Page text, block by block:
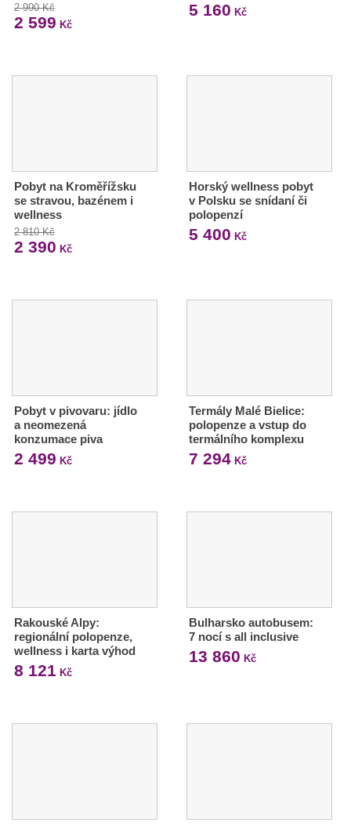
2 990 Kč
2 599 Kč
5 160 Kč
Pobyt na Kroměřížsku
se stravou, bazénem i
wellness
2 810 Kč
2 390 Kč
Horský wellness pobyt
v Polsku se snídaní či
polopenzí
5 400 Kč
Pobyt v pivovaru: jídlo
a neomezená
konzumace piva
2 499 Kč
Termály Malé Bielice:
polopenze a vstup do
termálního komplexu
7 294Kč
Rakouské Alpy:
regionální polopenze,
wellness i karta výhod
8 121 Kč
Bulharsko autobusem:
7 nocí s all inclusive
13 860 Kč